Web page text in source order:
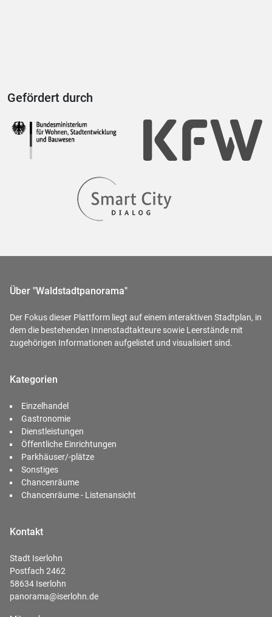
Gefördert durch
Über "Waldstadtpanorama"
Der Fokus dieser Plattform liegt auf einem interaktiven Stadtplan, in
dem die bestehenden Innenstadtakteure sowie Leerstände mit
zugehörigen Informationen aufgelistet und visualisiert sind.
Kategorien
Einzelhandel
Gastronomie
Dienstleistungen
Öffentliche Einrichtungen
Parkhäuser/-plätze
Sonstiges
Chancenräume
Chancenräume - Listenansicht
Kontakt
Stadt Iserlohn
Postfach 2462
58634 Iserlohn
panorama@iserlohn.de